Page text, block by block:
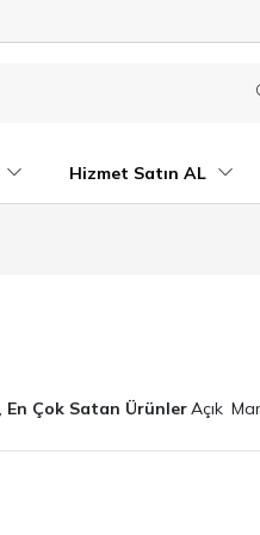
Hizmet Satın AL
En Çok Satan ÜrünlerAçık